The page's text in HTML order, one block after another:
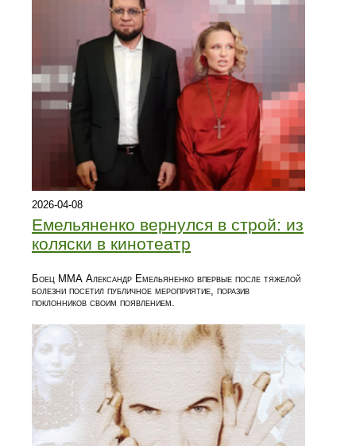
2026-04-08
Емельяненко вернулся в строй: из
коляски в кинотеатр
Боец ММА Александр Емельяненко впервые после тяжелой
болезни посетил публичное мероприятие, поразив
поклонников своим появлением.